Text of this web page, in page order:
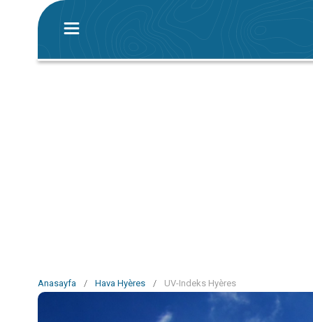
Anasayfa / Hava Hyères / UV-Indeks Hyères